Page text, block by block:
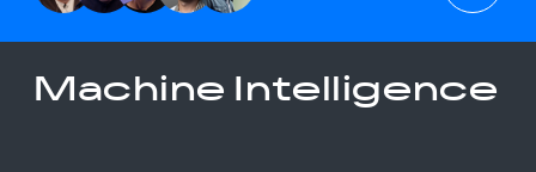
Machine Intelligence